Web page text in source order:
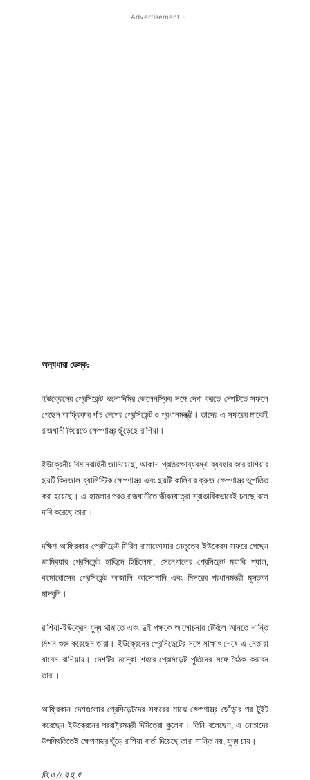
- Advertisement -
অন্যধারা ডেস্ক:
ইউক্রেনের প্রেসিডেন্ট ভলোদিমির জেলেনস্কির সঙ্গে দেখা করতে দেশটিতে সফলে
গেছেন আফ্রিকার পাঁচ দেশের প্রেসিডেন্ট ও প্রধানমন্ত্রী। তাদের এ সফরের মাঝেই
রাজধানী কিয়েভে ক্ষেপণাস্ত্র ছুঁড়েছে রাশিয়া।
ইউক্রেনীয় বিমানবাহিনী জানিয়েছে, আকাশ প্রতিরক্ষাব্যবস্থা ব্যবহার করে রাশিয়ার
ছয়টি কিনজাল ব্যালিস্টিক ক্ষেপণাস্ত্র এবং ছয়টি কালিবার ক্রুজ ক্ষেপণাস্ত্র ভূপাতিত
করা হয়েছে। এ হামলার পরও রাজধানীতে জীবনযাত্রা স্বাভাবিকভাবেই চলছে বলে
দাবি করেছে তারা।
দক্ষিণ আফ্রিকার প্রেসিডেন্ট সিরিল রামাফোসার নেতৃত্বে ইউক্রেস সফরে গেছেন
জাম্বিয়ার প্রেসিডেন্ট হাকিন্দে হিচিলেমা, সেনেগালের প্রেসিডেন্ট ম্যাকি শ্যাল,
কমোরোসের প্রেসিডেন্ট আজালি আসোমানি এবং মিসরের প্রধানমন্ত্রী মুস্তফা
মাদবুলি।
রাশিয়া-ইউক্রেন যুদ্ধ থামাতে এবং দুই পক্ষকে আলোচনার টেবিলে আনতে শান্তি
মিশন শুরু করেছেন তারা। ইউক্রেনের প্রেসিডেন্টের সঙ্গে সাক্ষাৎ শেষে এ নেতারা
যাবেন রাশিয়ায়। দেশটির মস্কো শহরে প্রেসিডেন্ট পুতিনের সঙ্গে বৈঠক করবেন
তারা।
আফ্রিকান দেশগুলোর প্রেসিডেন্টদের সফরের মাঝে ক্ষেপণাস্ত্র ছোঁড়ার পর টুইট
করেছেন ইউক্রেনের পররাষ্ট্রমন্ত্রী দিমিত্রো কুলেবা। তিনি বলেছেন, এ নেতাদের
উপস্থিতিতেই ক্ষেপণাস্ত্র ছুঁড়ে রাশিয়া বার্তা দিয়েছে তারা শান্তি নয়, যুদ্ধ চায়।
ডি.ও // র হ খ